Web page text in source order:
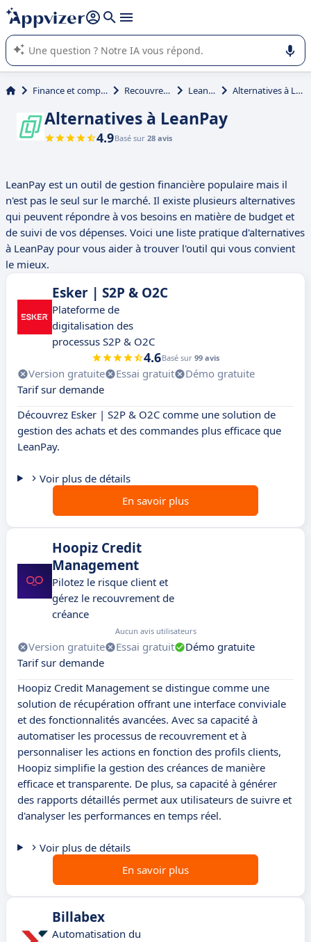
répondre (plusieurs lignes avec
L'IA de Appvizer vous guide dans l'utilisation ou la sélection de
logiciel SaaS en entreprise.
Finance et comptabilité Recouvrement LeanPay Alternatives à LeanPay
Alternatives à LeanPay
4.9Basé sur 28 avis
LeanPay est un outil de gestion financière populaire mais il
n'est pas le seul sur le marché. Il existe plusieurs alternatives
qui peuvent répondre à vos besoins en matière de budget et
de suivi de vos dépenses. Voici une liste pratique d'alternatives
à LeanPay pour vous aider à trouver l'outil qui vous convient
le mieux.
Esker | S2P & O2C
Plateforme de
digitalisation des
processus S2P & O2C
4.6Basé sur 99 avis
Version gratuite Essai gratuit
Démo gratuite
Tarif sur demande
Découvrez Esker | S2P & O2C comme une solution de
gestion des achats et des commandes plus efficace que
LeanPay.
Voir plus de détails
En savoir plus
Hoopiz Credit
Management
Pilotez le risque client et
gérez le recouvrement de
créance
Aucun avis utilisateurs
Version gratuite Essai gratuit
Démo gratuite
Tarif sur demande
Hoopiz Credit Management se distingue comme une
solution de récupération offrant une interface conviviale
et des fonctionnalités avancées. Avec sa capacité à
automatiser les processus de recouvrement et à
personnaliser les actions en fonction des profils clients,
Hoopiz simplifie la gestion des créances de manière
efficace et transparente. De plus, sa capacité à générer
des rapports détaillés permet aux utilisateurs de suivre et
d'analyser les performances en temps réel.
Voir plus de détails
En savoir plus
Billabex
Automatisation du